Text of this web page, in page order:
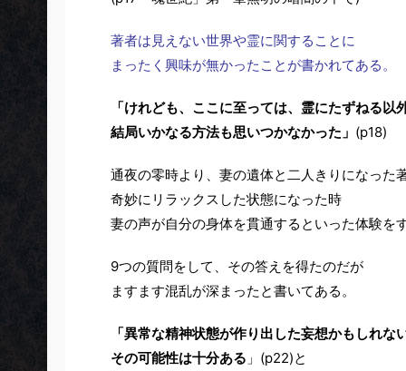
著者は見えない世界や霊に関することに
まったく興味が無かったことが書かれてある。
「けれども、ここに至っては、霊にたずねる以
結局いかなる方法も思いつかなかった」 (p18)
通夜の零時より、妻の遺体と二人きりになった
奇妙にリラックスした状態になった時
妻の声が自分の身体を貫通するといった体験をす
9つの質問をして、その答えを得たのだが
ますます混乱が深まったと書いてある。
「異常な精神状態が作り出した妄想かもしれない
その可能性は十分ある 」(p22)と